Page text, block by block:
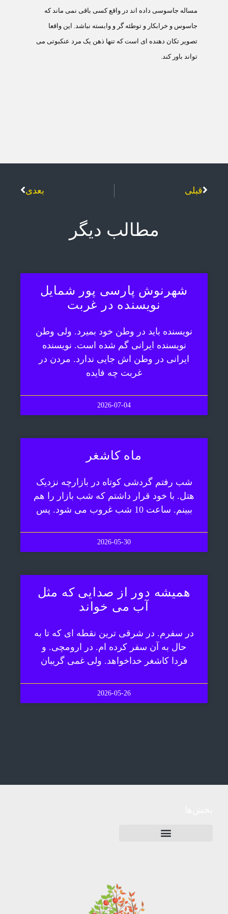
مساله جاسوسی داده اند در واقع کسی باقی نمی ماند که
جاسوس و خرابکار و توطئه گر و وابسته نباشد. اين واقعا
تصوير تکان دهنده ای است که تنها ذهن يک مرد عنکبوتی می
تواند باور کند.
قبلی بعدی
مطالب دیگر
شهرنوش پارسی پور شمایل
نویسنده در غربت
نویسنده باید در وطن خود بمیرد. ولی وطن
نویسنده ایرانی گم شده است. نویسنده
ایرانی در وطن اش جایی ندارد. مردن در
غربت چه فایده
2026-07-04
ماه کاشغر
شب رفتم گردشی کوتاه در بازارچه نزدیک
هتل. با خود قرار داشتم که شب بازار را هم
ببینم. ساعت 10 شب غروب می شود. پس
2026-05-30
همیشه دور از صدایی که مثل
آب می خواند
در سفرم. در شرقی ترین نقطه ای که تا به
حال به آن سفر کرده ام. در ارومچی. و
فردا کاشغر خداخواهد. ولی غمی گریبان
2026-05-26